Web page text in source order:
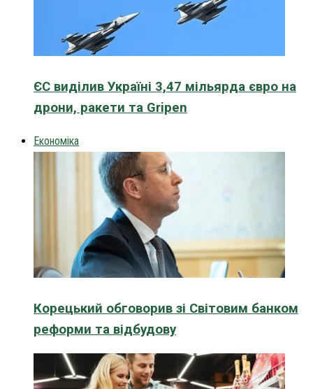
ЄС виділив Україні 3,47 мільярда євро на
дрони, ракети та Gripen
Економіка
Корецький обговорив зі Світовим банком
реформи та відбудову